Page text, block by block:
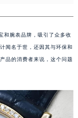
和腕表品牌，吸引了众多收
闻名于世，还因其与环保和
品的消费者来说，这个问题